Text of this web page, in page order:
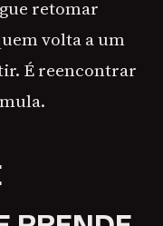
retomar
volta a um
É reencontrar